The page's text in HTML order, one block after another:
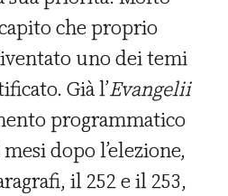
che proprio
uno dei temi
Già l’Evangelii
programmatico
dopo l’elezione,
il 252 e il 253,